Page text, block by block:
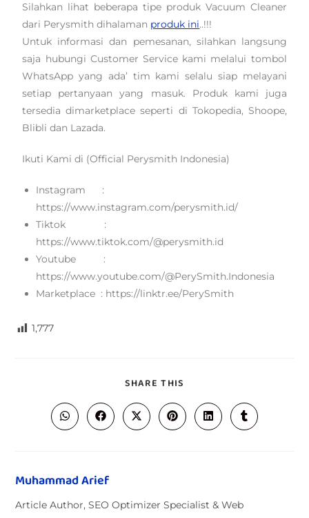
Silahkan lihat beberapa tipe produk Vacuum Cleaner
dari Perysmith dihalaman produk ini..!!!
Untuk informasi dan pemesanan, silahkan langsung
saja hubungi Customer Service kami melalui tombol
WhatsApp yang ada’ tim kami selalu siap melayani
setiap pertanyaan yang masuk. Produk kami juga
tersedia dimarketplace seperti di Tokopedia, Shoope,
Blibli dan Lazada.
Ikuti Kami di (Official Perysmith Indonesia)
Instagram :
https://www.instagram.com/perysmith.id/
Tiktok :
https://www.tiktok.com/@perysmith.id
Youtube :
https://www.youtube.com/@PerySmith.Indonesia
Marketplace : https://linktr.ee/PerySmith
1,777
SHARE THIS
Muhammad Arief
Article Author, SEO Optimizer Specialist & Web